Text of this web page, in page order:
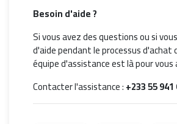
Besoin d'aide ?
Si vous avez des questions ou si
d'aide pendant le processus d'achat
équipe d'assistance est là pour vous
Contacter l'assistance :+233 55